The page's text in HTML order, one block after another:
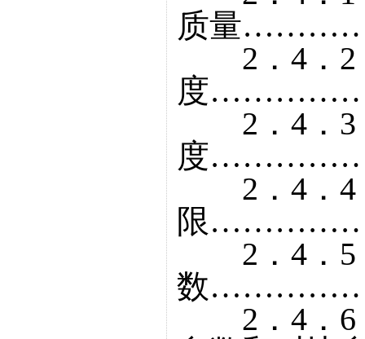
质量
2．4．2
度
2．4．3
度
2．4．4
限
2．4．5
数
2．4．6